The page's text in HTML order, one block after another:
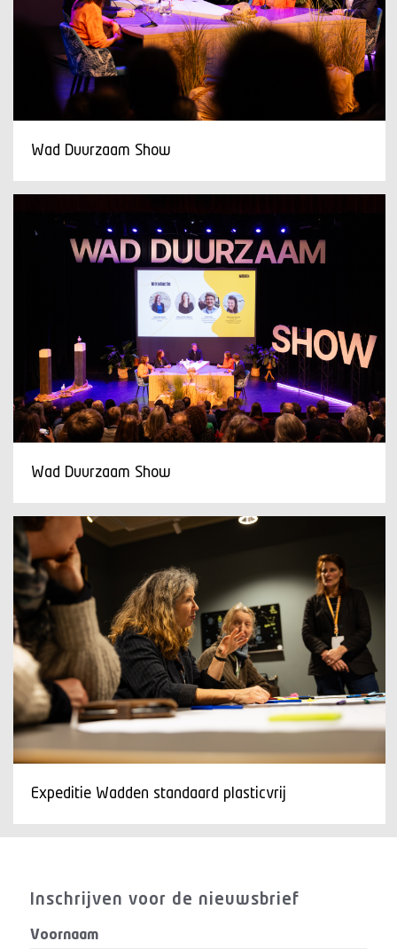
Wad Duurzaam Show
Wad Duurzaam Show
Expeditie Wadden standaard plasticvrij
Inschrijven voor de nieuwsbrief
Voornaam